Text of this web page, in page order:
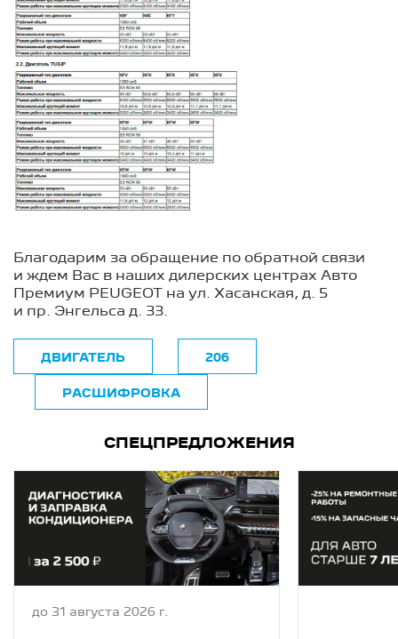
Благодарим за обращение по обратной связи
и ждем Вас в наших дилерских центрах Авто
Премиум PEUGEOT на ул. Хасанская, д. 5
и пр. Энгельса д. 33.
ДВИГАТЕЛЬ 206
РАСШИФРОВКА
СПЕЦПРЕДЛОЖЕНИЯ
до 31 августа 2026 г.